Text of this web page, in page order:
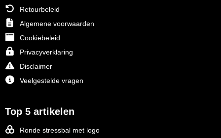
Retourbeleid
Algemene voorwaarden
Cookiebeleid
Privacyverklaring
Disclaimer
Veelgestelde vragen
Top 5 artikelen
Ronde stressbal met logo